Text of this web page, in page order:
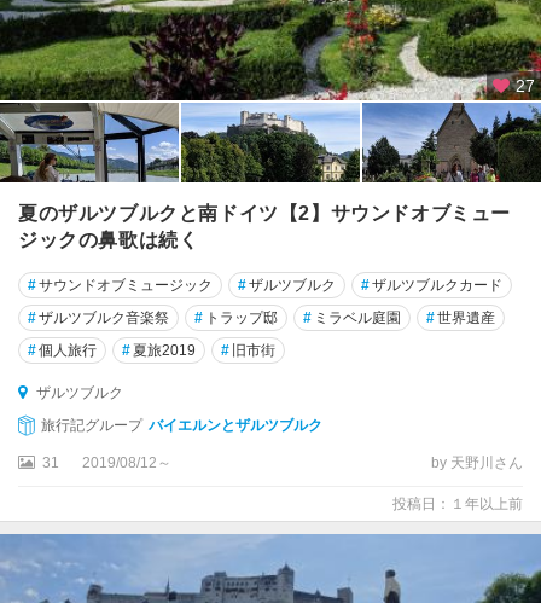
27
夏のザルツブルクと南ドイツ【2】サウンドオブミュー
ジックの鼻歌は続く
#サウンドオブミュージック #ザルツブルク #ザルツブルクカード
#ザルツブルク音楽祭 # トラップ邸 # ミラベル庭園 #世界遺産
#個人旅行 #夏旅2019 # 旧市街
ザルツブルク
旅行記グループ バイエルンとザルツブルク
31 2019/08/12～ by 天野川さん
投稿日：１年以上前